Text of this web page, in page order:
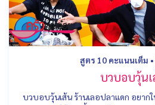
สูตร 10 คะแนนเต็ม •
บวบอบวุ้น
บวบอบวุ้นเส้น ร้านเลอปลาแดก อยา